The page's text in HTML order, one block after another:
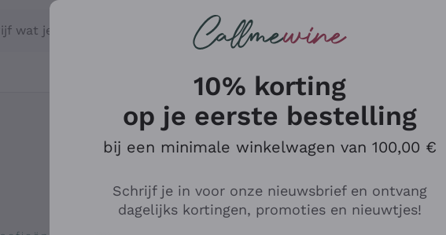
wat je zoekt
10% korting
op je eerste bestelling
bij een minimale winkelwagen van 100,00 €
Schrijf je in voor onze nieuwsbrief en ontvang
dagelijks kortingen, promoties en nieuwtjes!